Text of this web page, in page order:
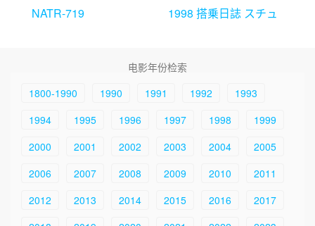
NATR-719
1998 搭乗日誌 スチュ
电影年份检索
1800-1990
1990 1991 1992
1993
1994
1995 1996 1997 1998
1999
2000
2001 2002 2003 2004
2005
2006
2007 2008 2009 2010
2011
2012
2013 2014 2015 2016
2017